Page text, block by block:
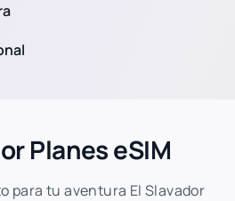
Planes eSIM
para tu aventura El Slavador